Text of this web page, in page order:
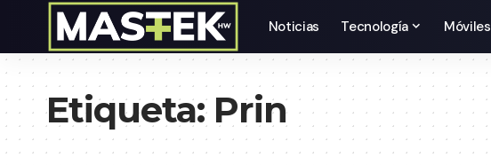
Noticias Tecnología Móviles
Etiqueta: Prin